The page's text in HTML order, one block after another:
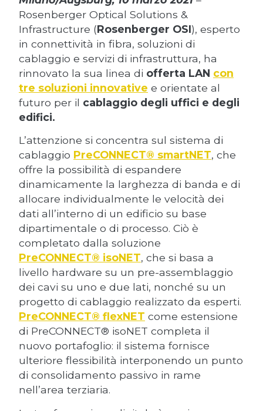
Rosenberger Optical Solutions &
Infrastructure (Rosenberger OSI), esperto
in connettività in fibra, soluzioni di
cablaggio e servizi di infrastruttura, ha
rinnovato la sua linea di offerta LAN con
tre soluzioni innovative e orientate al
futuro per il cablaggio degli uffici e degli
edifici.
L’attenzione si concentra sul sistema di
cablaggio PreCONNECT® smartNET, che
offre la possibilità di espandere
dinamicamente la larghezza di banda e di
allocare individualmente le velocità dei
dati all’interno di un edificio su base
dipartimentale o di processo. Ciò è
completato dalla soluzione
PreCONNECT® isoNET, che si basa a
livello hardware su un pre-assemblaggio
dei cavi su uno e due lati, nonché su un
progetto di cablaggio realizzato da esperti.
PreCONNECT® flexNET come estensione
di PreCONNECT® isoNET completa il
nuovo portafoglio: il sistema fornisce
ulteriore flessibilità interponendo un punto
di consolidamento passivo in rame
nell’area terziaria.